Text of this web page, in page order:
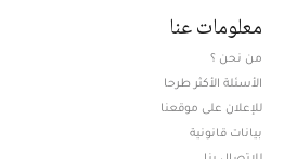
معلومات عنا
من نحن ؟
الأسئلة الأكثر طرحا
للإعلان على موقعنا
بيانات قانونية